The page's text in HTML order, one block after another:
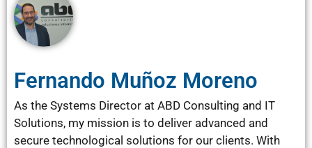
Fernando Muñoz Moreno
As the Systems Director at ABD Consulting and IT
Solutions, my mission is to deliver advanced and
secure technological solutions for our clients. With